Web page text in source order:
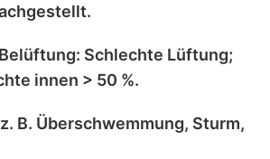
.
Schlechte Lüftung;
innen > 50 %.
z. B. Überschwemmung, Sturm,